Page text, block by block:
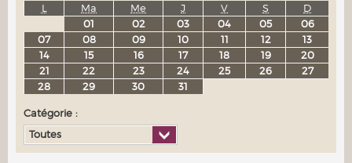
L
Ma Me J V S
D
01
02 03 04 05
06
07
08 09 10 11 12
13
14
15 16 17 18 19
20
21
22 23 24 25 26
27
28
29 30 31
Catégorie :
Toutes